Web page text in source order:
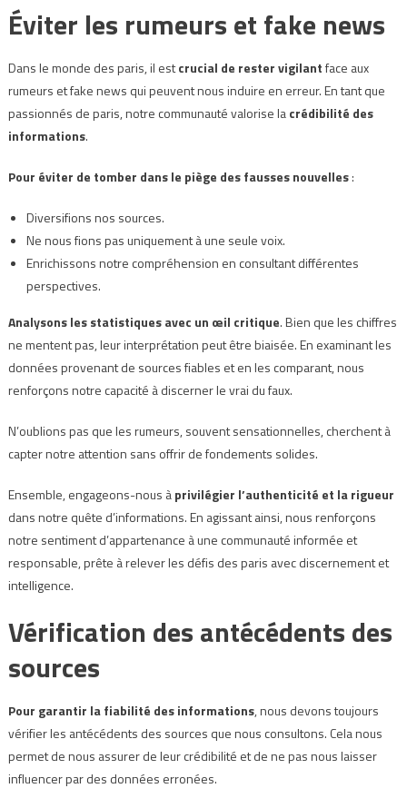
Éviter les rumeurs et fake news
Dans le monde des paris, il estcrucial de rester vigilantface aux
rumeurs et fake news qui peuvent nous induire en erreur. En tant que
passionnés de paris, notre communauté valorise lacrédibilité des
informations.
Pour éviter de tomber dans le piège des fausses nouvelles:
Diversifions nos sources.
Ne nous fions pas uniquement à une seule voix.
Enrichissons notre compréhension en consultant différentes
perspectives.
Analysons les statistiques avec un œil critique. Bien que les chiffres
ne mentent pas, leur interprétation peut être biaisée. En examinant les
données provenant de sources fiables et en les comparant, nous
renforçons notre capacité à discerner le vrai du faux.
N’oublions pas que les rumeurs, souvent sensationnelles, cherchent à
capter notre attention sans offrir de fondements solides.
Ensemble, engageons-nous àprivilégier l’authenticité et la rigueur
dans notre quête d’informations. En agissant ainsi, nous renforçons
notre sentiment d’appartenance à une communauté informée et
responsable, prête à relever les défis des paris avec discernement et
intelligence.
Vérification des antécédents des
sources
Pour garantir la fiabilité des informations, nous devons toujours
vérifier les antécédents des sources que nous consultons. Cela nous
permet de nous assurer de leur crédibilité et de ne pas nous laisser
influencer par des données erronées.